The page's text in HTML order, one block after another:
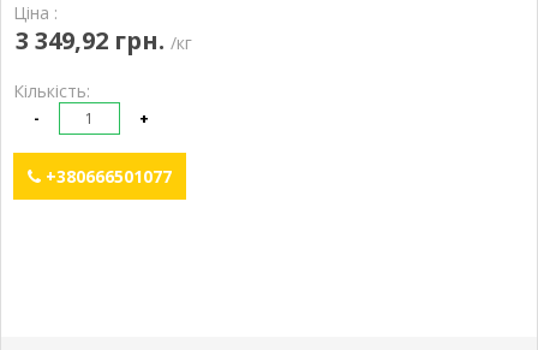
Ціна :
3 349,92 грн. /кг
Кількість:
- +
+380666501077